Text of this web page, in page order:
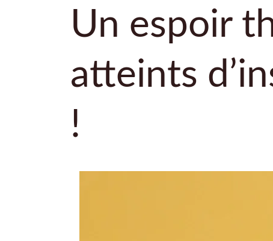
Un espoir
atteints
!